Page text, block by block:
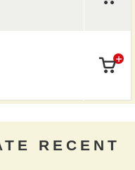
RECENT